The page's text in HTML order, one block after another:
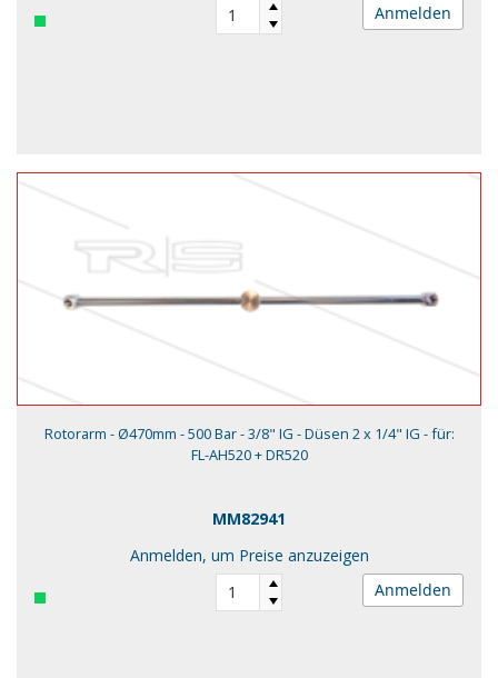
Anmelden
Rotorarm - Ø470mm - 500 Bar - 3/8" IG - Düsen 2 x 1/4" IG - für:
FL-AH520 + DR520
MM82941
Anmelden, um Preise anzuzeigen
Anmelden